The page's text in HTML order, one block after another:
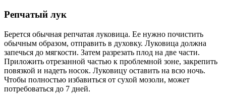
Репчатый лук
Берется обычная репчатая луковица. Ее нужно почистить
обычным образом, отправить в духовку. Луковица должна
запечься до мягкости. Затем разрезать плод на две части.
Приложить отрезанной частью к проблемной зоне, закрепить
повязкой и надеть носок. Луковицу оставить на всю ночь.
Чтобы полностью избавиться от сухой мозоли, может
потребоваться до 7 дней.